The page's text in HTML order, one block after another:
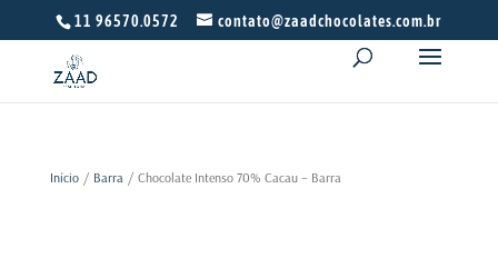
11 96570.0572 contato@zaadchocolates.com.br
Início/ Barra/ Chocolate Intenso 70% Cacau – Barra